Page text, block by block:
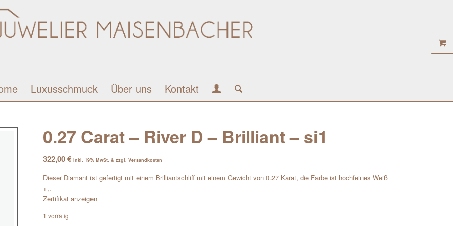
Luxusschmuck Über uns Kontakt
0.27 Carat – River D – Brilliant – si1
322,00€ inkl. 19% MwSt. & zzgl. Versandkosten
Dieser Diamant ist gefertigt mit einem Brilliantschliff mit einem Gewicht von 0.27 Karat, die Farbe ist hochfeines Weiß
+,.
Zertifikat anzeigen
1 vorrätig